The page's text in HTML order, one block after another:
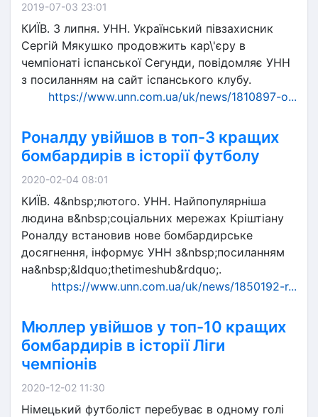
2019-07-03 23:01
КИЇВ. 3 липня. УНН. Український півзахисник
Сергій Мякушко продовжить кар\'єру в
чемпіонаті іспанської Сегунди, повідомляє УНН
з посиланням на сайт іспанського клубу.
https://www.unn.com.ua/uk/news/1810897-o...
Роналду увійшов в топ-3 кращих
бомбардирів в історії футболу
2020-02-04 08:01
КИЇВ. 4&nbsp;лютого. УНН. Найпопулярніша
людина в&nbsp;соціальних мережах Кріштіану
Роналду встановив нове бомбардирське
досягнення, інформує УНН з&nbsp;посиланням
на&nbsp;&ldquo;thetimeshub&rdquo;.
https://www.unn.com.ua/uk/news/1850192-r...
Мюллер увійшов у топ-10 кращих
бомбардирів в історії Ліги
чемпіонів
2020-12-02 11:30
Німецький футболіст перебуває в одному голі